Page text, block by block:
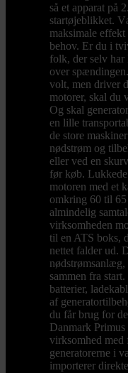
så et apparat på
startøjeblikket.
maksimale
behov. Er du i
folk, der selv har
over
volt, men driver
motorer, skal du
Og skal
en lille
de store
nødstrøm og
eller ved en
før køb.
motoren med et
omkring 60 til
almindelig
virksomheden
til en ATS boks,
nettet falder ud.
sammen fra
batterier,
af
du får brug for
Danmark
virksomhed
generatorerne i
importerer